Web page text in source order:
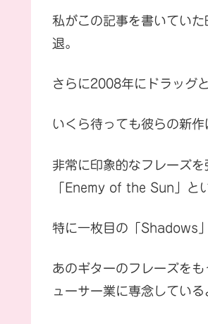
私がこの記事を書いてい
退。
さらに2008年にドラッグ
いくら待っても彼らの新
非常に印象的なフレーズ
「Enemy of the Sun」と
特に一枚目の「Shadows
あのギターのフレーズを
ューサー業に専念している